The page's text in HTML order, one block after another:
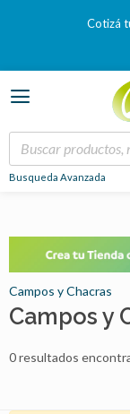
Cotizá
Busqueda Avanzada
Campos y Chacras
Campos y
0 resultados